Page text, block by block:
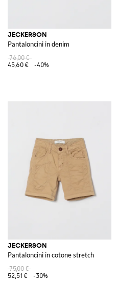
JECKERSON
Pantaloncini in denim
76,00 €
45,60 €
-40%
JECKERSON
Pantaloncini in cotone stretch
75,00 €
52,51 €
-30%